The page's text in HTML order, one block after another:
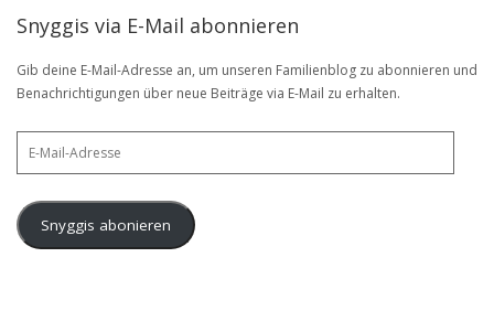
Snyggis via E-Mail abonnieren
Gib deine E-Mail-Adresse an, um unseren Familienblog zu abonnieren und
Benachrichtigungen über neue Beiträge via E-Mail zu erhalten.
Snyggis abonieren